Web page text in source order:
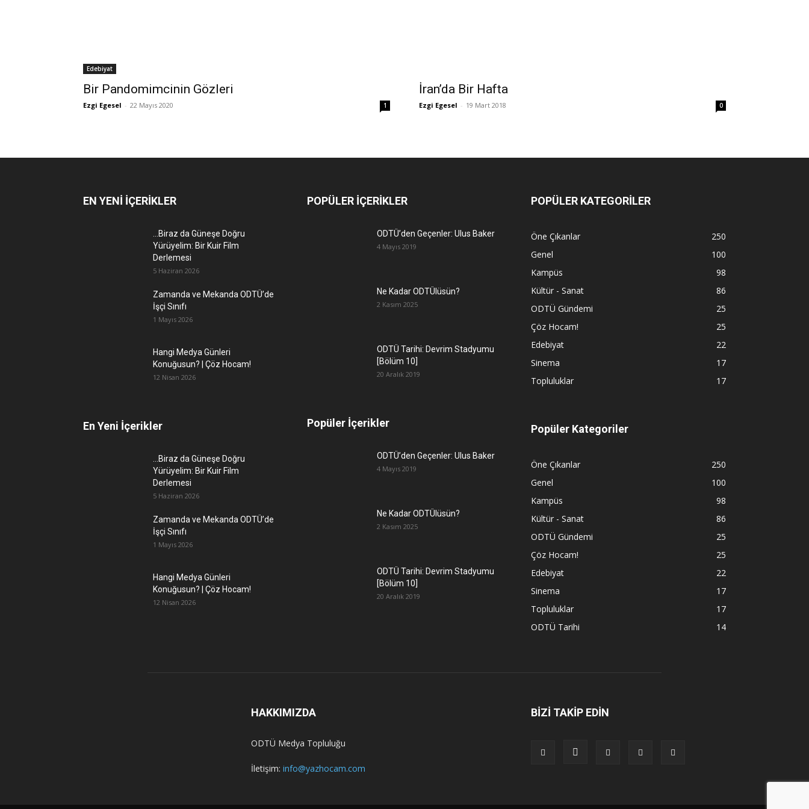
Edebiyat
Bir Pandomimcinin Gözleri
Ezgi Egesel - 22 Mayıs 2020 1
İran’da Bir Hafta
Ezgi Egesel - 19 Mart 2018 0
EN YENİ İÇERİKLER
…Biraz da Güneşe Doğru
Yürüyelim: Bir Kuir Film
Derlemesi
5 Haziran 2026
Zamanda ve Mekanda ODTÜ’de
İşçi Sınıfı
1 Mayıs 2026
Hangi Medya Günleri
Konuğusun? | Çöz Hocam!
12 Nisan 2026
En Yeni İçerikler
…Biraz da Güneşe Doğru
Yürüyelim: Bir Kuir Film
Derlemesi
5 Haziran 2026
Zamanda ve Mekanda ODTÜ’de
İşçi Sınıfı
1 Mayıs 2026
Hangi Medya Günleri
Konuğusun? | Çöz Hocam!
12 Nisan 2026
POPÜLER İÇERİKLER
ODTÜ’den Geçenler: Ulus Baker
4 Mayıs 2019
Ne Kadar ODTÜlüsün?
2 Kasım 2025
ODTÜ Tarihi: Devrim Stadyumu
[Bölüm 10]
20 Aralık 2019
Popüler İçerikler
ODTÜ’den Geçenler: Ulus Baker
4 Mayıs 2019
Ne Kadar ODTÜlüsün?
2 Kasım 2025
ODTÜ Tarihi: Devrim Stadyumu
[Bölüm 10]
20 Aralık 2019
POPÜLER KATEGORİLER
Öne Çıkanlar
250
Genel
100
Kampüs
98
Kültür - Sanat
86
ODTÜ Gündemi
25
Çöz Hocam!
25
Edebiyat
22
Sinema
17
Topluluklar
17
Popüler Kategoriler
Öne Çıkanlar
250
Genel
100
Kampüs
98
Kültür - Sanat
86
ODTÜ Gündemi
25
Çöz Hocam!
25
Edebiyat
22
Sinema
17
Topluluklar
17
ODTÜ Tarihi
14
HAKKIMIZDA
ODTÜ Medya Topluluğu
İletişim: info@yazhocam.com
BİZİ TAKİP EDİN